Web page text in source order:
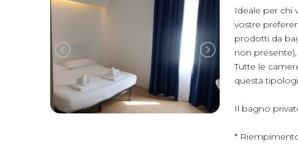
Ideale per chi
vostre
prodotti da
non
​Tutte le
questa
Il bagno
*